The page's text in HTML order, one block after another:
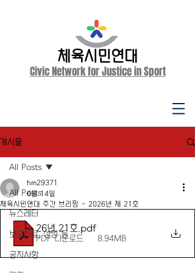
체육시민연대
Civic Network for Justice in Sport
게시물
All Posts
뉴스레터
보도자료, 성명 등
공지사항
All Posts
체육시민연대 주간 브리핑 - 2026년 제 21호
hm29371
6월 14일
26년 21호 .pdf
PDF 다운로드 • 8.94MB